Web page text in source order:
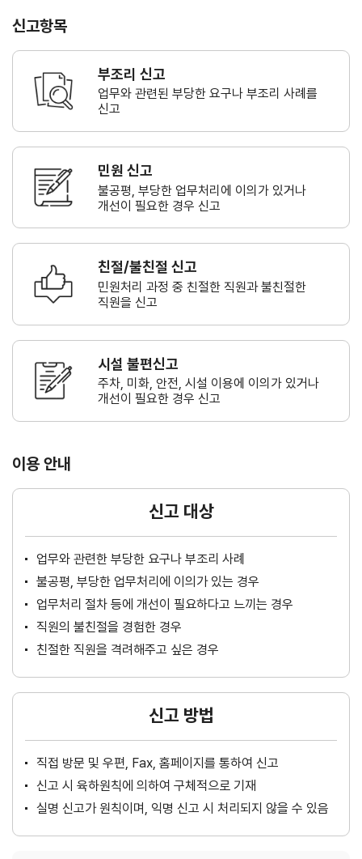
신고항목
부조리 신고
업무와 관련된 부당한 요구나 부조리 사례를
신고
민원 신고
불공평, 부당한 업무처리에 이의가 있거나
개선이 필요한 경우 신고
친절/불친절 신고
민원처리 과정 중 친절한 직원과불친절한
직원을 신고
시설 불편신고
주차, 미화, 안전, 시설 이용에 이의가 있거나
개선이 필요한 경우 신고
이용 안내
신고 대상
업무와 관련한 부당한 요구나 부조리 사례
불공평, 부당한 업무처리에 이의가 있는 경우
업무처리 절차 등에 개선이 필요하다고 느끼는 경우
직원의 불친절을 경험한 경우
친절한 직원을 격려해주고 싶은 경우
신고 방법
직접 방문 및 우편, Fax, 홈페이지를 통하여 신고
신고 시 육하원칙에 의하여 구체적으로 기재
실명 신고가 원칙이며, 익명 신고 시 처리되지 않을 수 있음